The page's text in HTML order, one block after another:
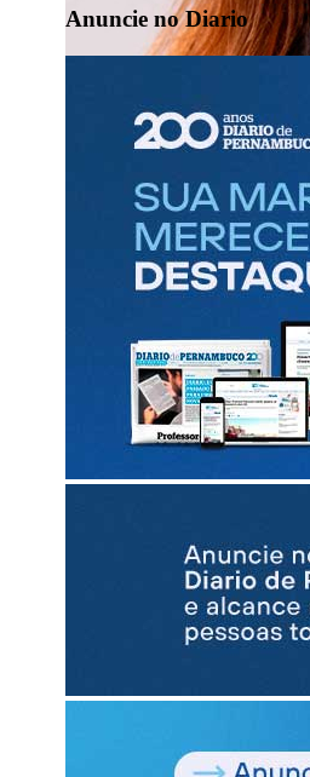
Diario Político com Renata Bezerra de Melo
Unidade passou por arranjo com Raquel
Anuncie no Diario